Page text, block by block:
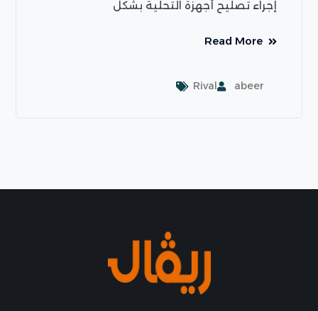
إجراء تصليح أجهزة التحلية بشكل
Read More
abeer
Rival